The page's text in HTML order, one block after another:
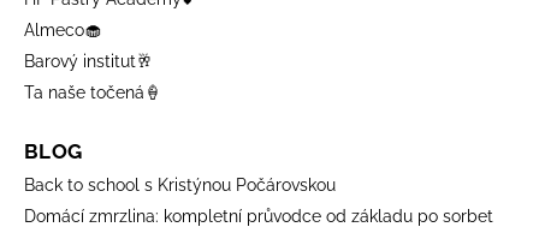
Almeco🧁
Barový institut🥂
Ta naše točená🍦
BLOG
Back to school s Kristýnou Počárovskou
Domácí zmrzlina: kompletní průvodce od základu po sorbet